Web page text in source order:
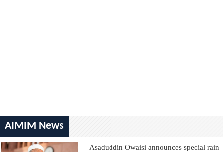
AIMIM News
Asaduddin Owaisi announces special rain